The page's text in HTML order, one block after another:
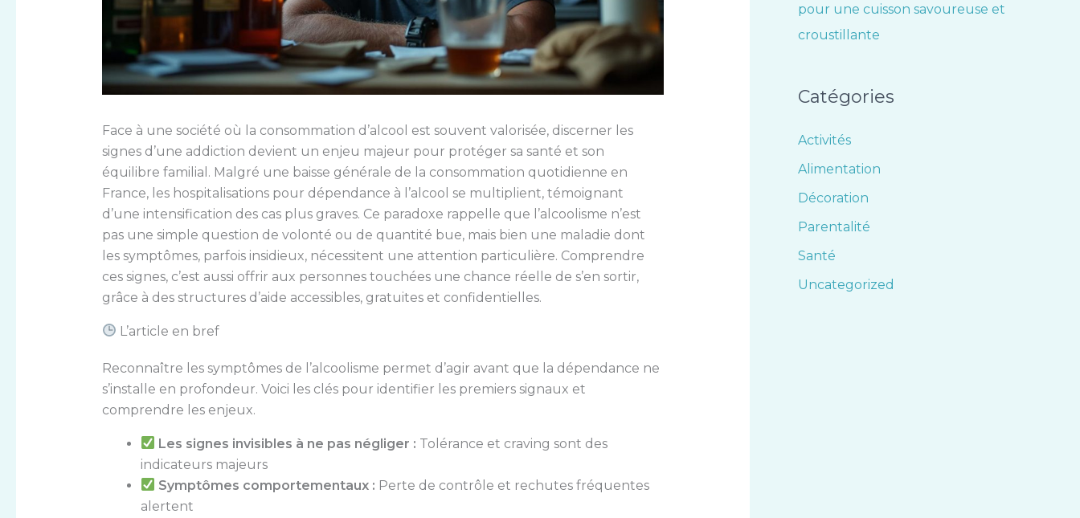
Face à une société où la consommation d’alcool est souvent valorisée, discerner les
signes d’une addiction devient un enjeu majeur pour protéger sa santé et son
équilibre familial. Malgré une baisse générale de la consommation quotidienne en
France, les hospitalisations pour dépendance à l’alcool se multiplient, témoignant
d’une intensification des cas plus graves. Ce paradoxe rappelle que l’alcoolisme n’est
pas une simple question de volonté ou de quantité bue, mais bien une maladie dont
les symptômes, parfois insidieux, nécessitent une attention particulière. Comprendre
ces signes, c’est aussi offrir aux personnes touchées une chance réelle de s’en sortir,
grâce à des structures d’aide accessibles, gratuites et confidentielles.
L’article en bref
Reconnaître les symptômes de l’alcoolisme permet d’agir avant que la dépendance ne
s’installe en profondeur. Voici les clés pour identifier les premiers signaux et
comprendre les enjeux.
Les signes invisibles à ne pas négliger : Tolérance et craving sont des
indicateurs majeurs
Symptômes comportementaux : Perte de contrôle et rechutes fréquentes
alertent
pour une cuisson savoureuse et
croustillante
Catégories
Activités
Alimentation
Décoration
Parentalité
Santé
Uncategorized